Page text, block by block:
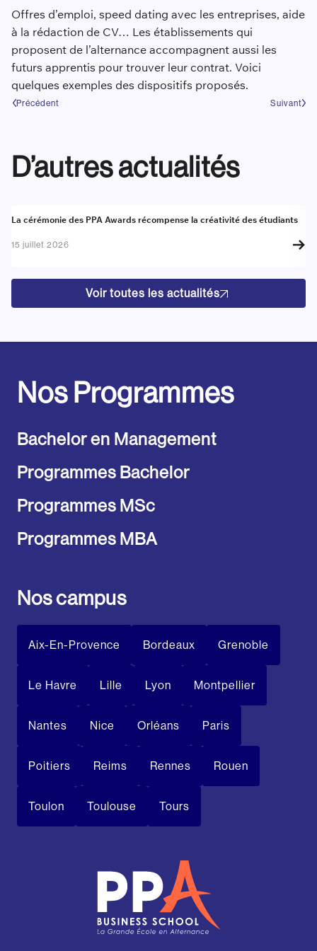
Offres d’emploi, speed dating avec les entreprises, aide
à la rédaction de CV… Les établissements qui
proposent de l’alternance accompagnent aussi les
futurs apprentis pour trouver leur contrat. Voici
quelques exemples des dispositifs proposés.
Précédent Suivant
D’autres actualités
Actualité
La cérémonie des PPA Awards récompense la créativité des étudiants
15 juillet 2026
Voir toutes les actualités
Nos Programmes
Bachelor en Management
Programmes Bachelor
Programmes MSc
Programmes MBA
Nos campus
Aix-En-Provence Bordeaux Grenoble
Le Havre Lille Lyon Montpellier
Nantes Nice Orléans Paris
Poitiers Reims Rennes Rouen
Toulon Toulouse Tours